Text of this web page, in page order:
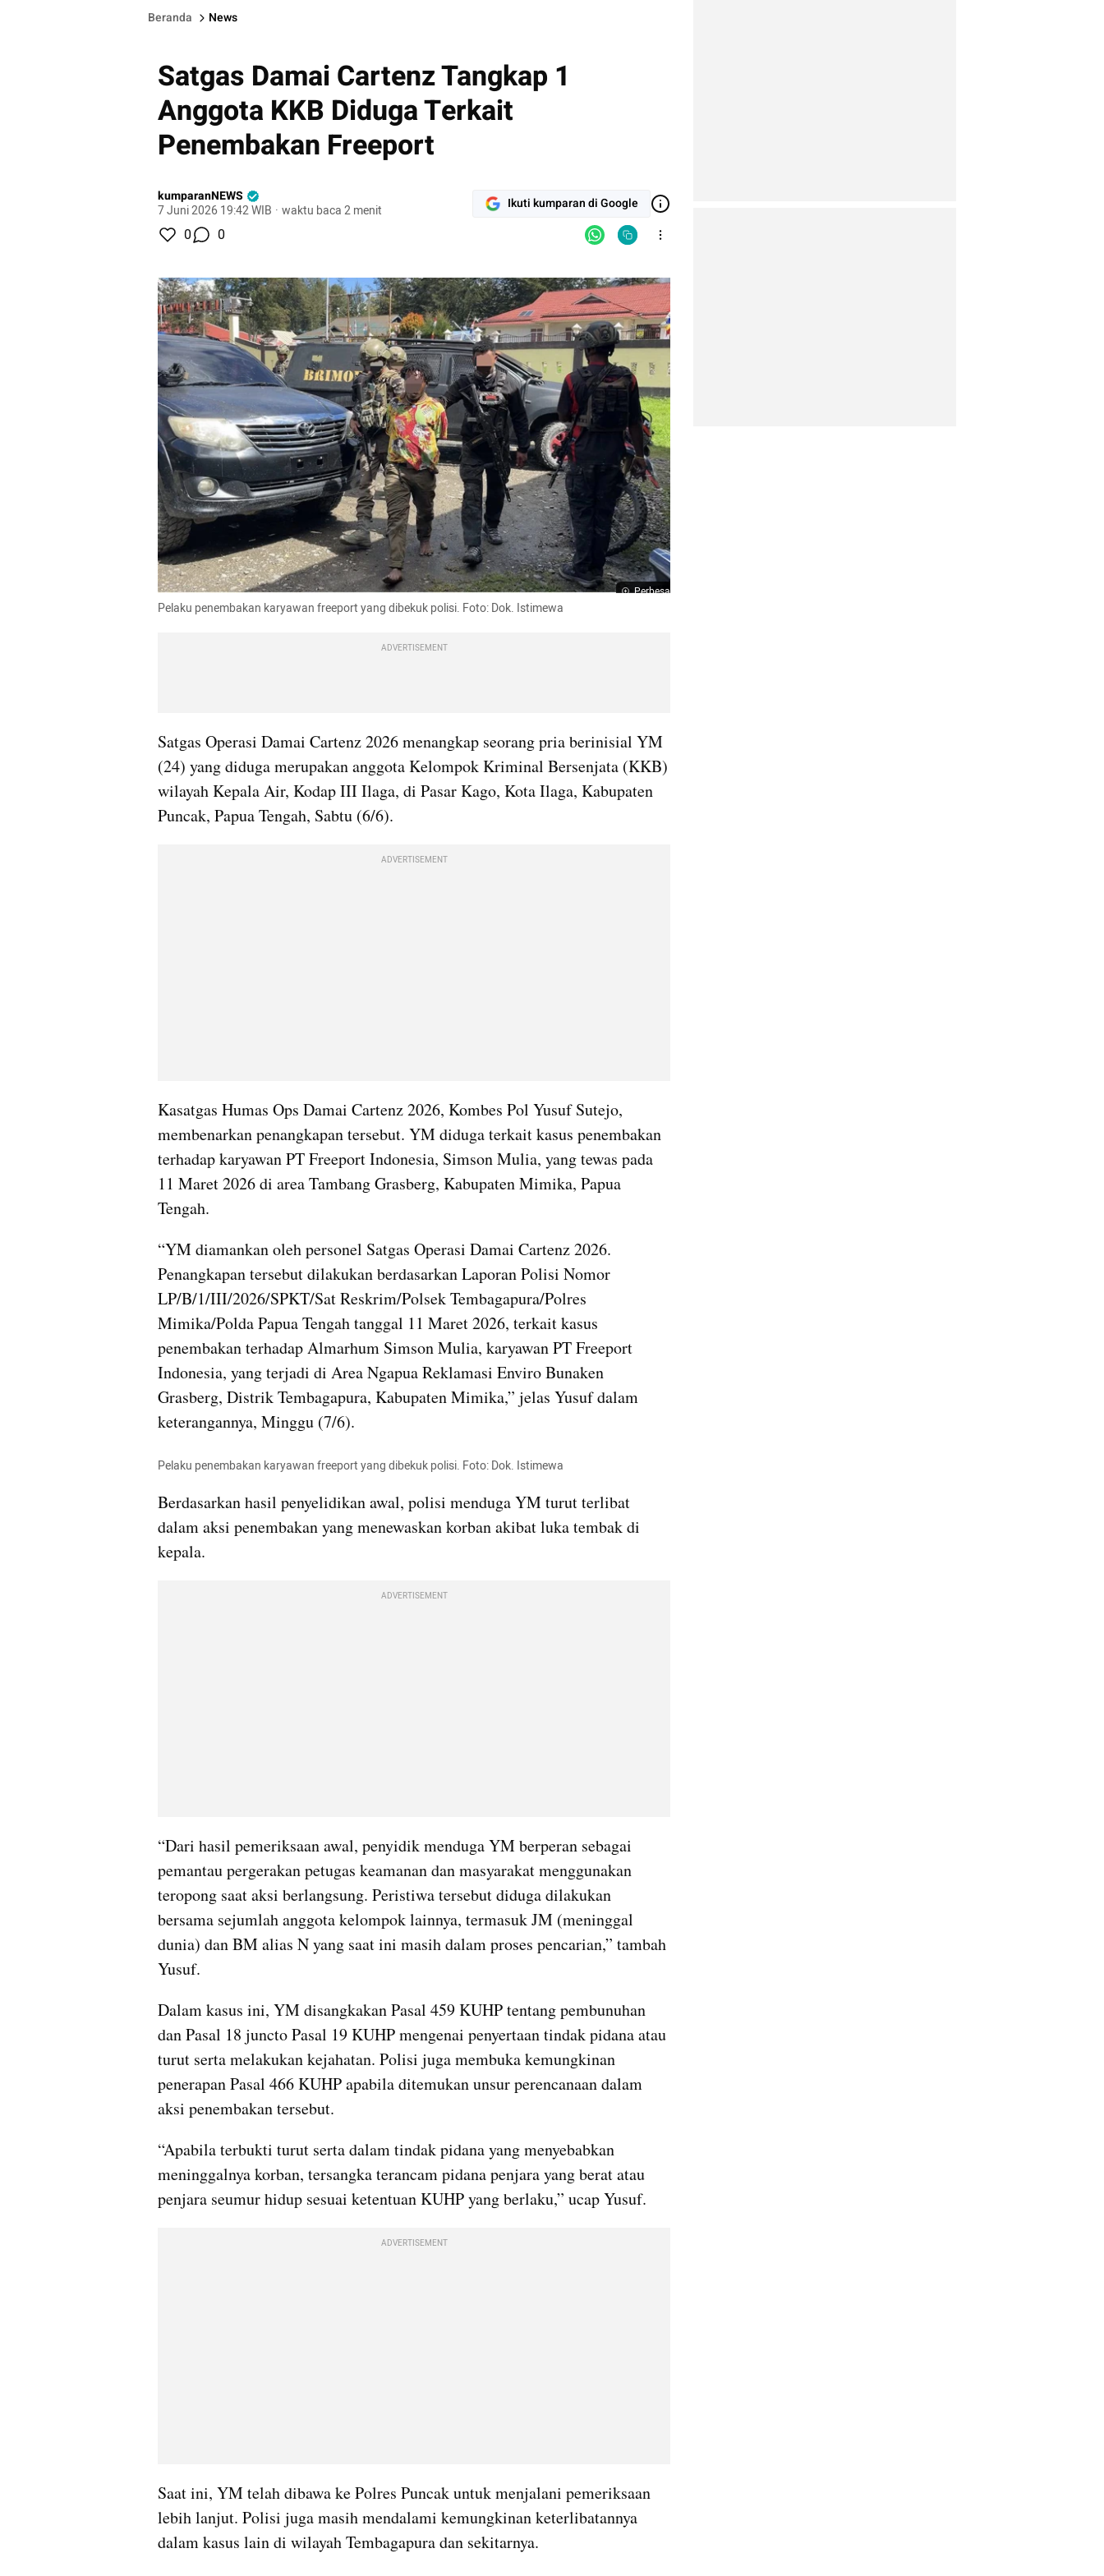
Beranda News
Satgas Damai Cartenz Tangkap 1
Anggota KKB Diduga Terkait
Penembakan Freeport
kumparanNEWS
7 Juni 2026 19:42 WIB · waktu baca 2 menit Ikuti kumparan di Google
0 0
Perbesar
Pelaku penembakan karyawan freeport yang dibekuk polisi. Foto: Dok. Istimewa
ADVERTISEMENT
Satgas Operasi Damai Cartenz 2026 menangkap seorang pria berinisial YM
(24) yang diduga merupakan anggota Kelompok Kriminal Bersenjata (KKB)
wilayah Kepala Air, Kodap III Ilaga, di Pasar Kago, Kota Ilaga, Kabupaten
Puncak, Papua Tengah, Sabtu (6/6).
ADVERTISEMENT
Kasatgas Humas Ops Damai Cartenz 2026, Kombes Pol Yusuf Sutejo,
membenarkan penangkapan tersebut. YM diduga terkait kasus penembakan
terhadap karyawan PT Freeport Indonesia, Simson Mulia, yang tewas pada
11 Maret 2026 di area Tambang Grasberg, Kabupaten Mimika, Papua
Tengah.
“YM diamankan oleh personel Satgas Operasi Damai Cartenz 2026.
Penangkapan tersebut dilakukan berdasarkan Laporan Polisi Nomor
LP/B/1/III/2026/SPKT/Sat Reskrim/Polsek Tembagapura/Polres
Mimika/Polda Papua Tengah tanggal 11 Maret 2026, terkait kasus
penembakan terhadap Almarhum Simson Mulia, karyawan PT Freeport
Indonesia, yang terjadi di Area Ngapua Reklamasi Enviro Bunaken
Grasberg, Distrik Tembagapura, Kabupaten Mimika,” jelas Yusuf dalam
keterangannya, Minggu (7/6).
Pelaku penembakan karyawan freeport yang dibekuk polisi. Foto: Dok. Istimewa
Berdasarkan hasil penyelidikan awal, polisi menduga YM turut terlibat
dalam aksi penembakan yang menewaskan korban akibat luka tembak di
kepala.
ADVERTISEMENT
“Dari hasil pemeriksaan awal, penyidik menduga YM berperan sebagai
pemantau pergerakan petugas keamanan dan masyarakat menggunakan
teropong saat aksi berlangsung. Peristiwa tersebut diduga dilakukan
bersama sejumlah anggota kelompok lainnya, termasuk JM (meninggal
dunia) dan BM alias N yang saat ini masih dalam proses pencarian,” tambah
Yusuf.
Dalam kasus ini, YM disangkakan Pasal 459 KUHP tentang pembunuhan
dan Pasal 18 juncto Pasal 19 KUHP mengenai penyertaan tindak pidana atau
turut serta melakukan kejahatan. Polisi juga membuka kemungkinan
penerapan Pasal 466 KUHP apabila ditemukan unsur perencanaan dalam
aksi penembakan tersebut.
“Apabila terbukti turut serta dalam tindak pidana yang menyebabkan
meninggalnya korban, tersangka terancam pidana penjara yang berat atau
penjara seumur hidup sesuai ketentuan KUHP yang berlaku,” ucap Yusuf.
ADVERTISEMENT
Saat ini, YM telah dibawa ke Polres Puncak untuk menjalani pemeriksaan
lebih lanjut. Polisi juga masih mendalami kemungkinan keterlibatannya
dalam kasus lain di wilayah Tembagapura dan sekitarnya.